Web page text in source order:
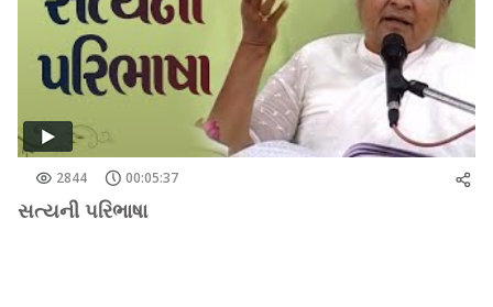
2844 00:05:37
સત્યની પરિભાષા